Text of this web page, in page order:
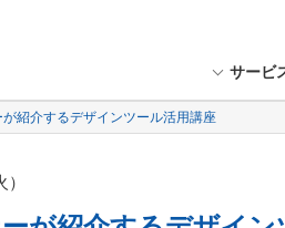
サービ
紹介するデザインツール活用講座